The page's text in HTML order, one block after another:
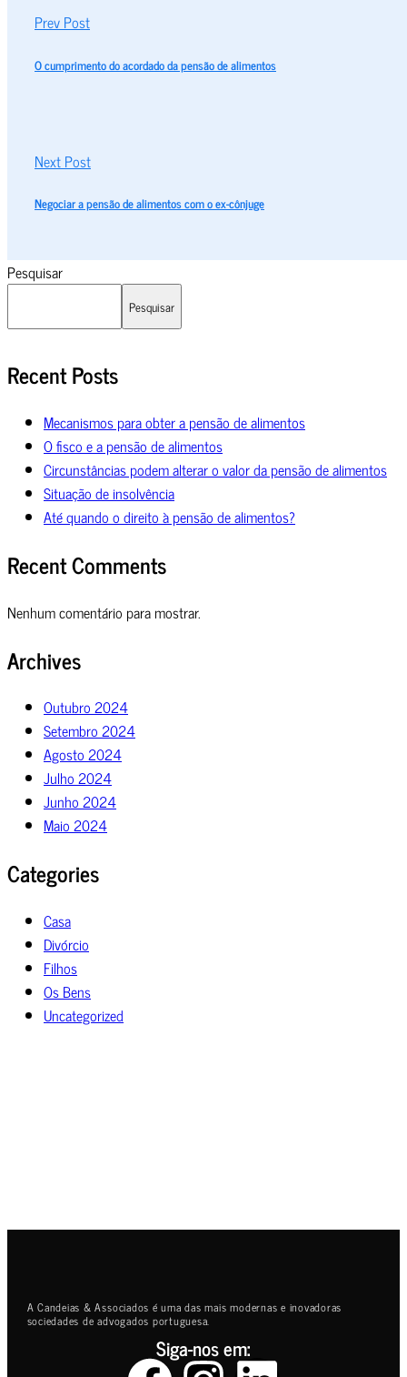
Prev Post
O cumprimento do acordado da pensão de alimentos
Next Post
Negociar a pensão de alimentos com o ex-cônjuge
Pesquisar
Pesquisar
Recent Posts
Mecanismos para obter a pensão de alimentos
O fisco e a pensão de alimentos
Circunstâncias podem alterar o valor da pensão de alimentos
Situação de insolvência
Até quando o direito à pensão de alimentos?
Recent Comments
Nenhum comentário para mostrar.
Archives
Outubro 2024
Setembro 2024
Agosto 2024
Julho 2024
Junho 2024
Maio 2024
Categories
Casa
Divórcio
Filhos
Os Bens
Uncategorized
A Candeias & Associados é uma das mais modernas e inovadoras
sociedades de advogados portuguesa.
Siga-nos em: